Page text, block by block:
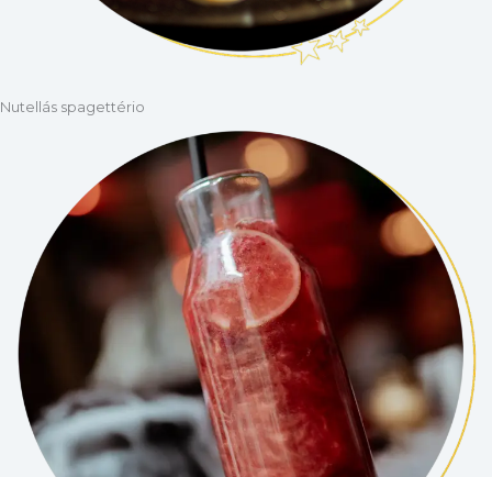
Nutellás spagettério